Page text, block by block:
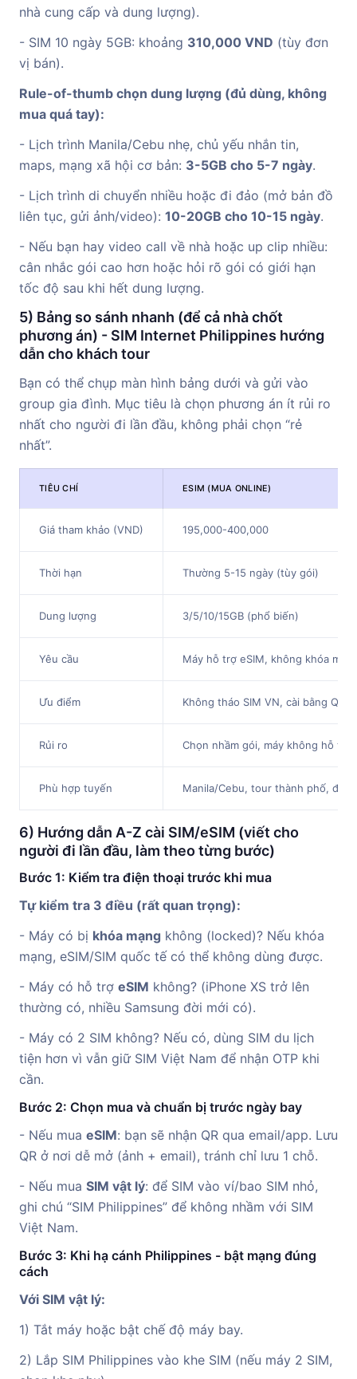
nhà cung cấp và dung lượng).
- SIM 10 ngày 5GB: khoảng 310,000 VND (tùy đơn
vị bán).
Rule-of-thumb chọn dung lượng (đủ dùng, không
mua quá tay):
- Lịch trình Manila/Cebu nhẹ, chủ yếu nhắn tin,
maps, mạng xã hội cơ bản: 3-5GB cho 5-7 ngày.
- Lịch trình di chuyển nhiều hoặc đi đảo (mở bản đồ
liên tục, gửi ảnh/video): 10-20GB cho 10-15 ngày.
- Nếu bạn hay video call về nhà hoặc up clip nhiều:
cân nhắc gói cao hơn hoặc hỏi rõ gói có giới hạn
tốc độ sau khi hết dung lượng.
5) Bảng so sánh nhanh (để cả nhà chốt
phương án) - SIM Internet Philippines hướng
dẫn cho khách tour
Bạn có thể chụp màn hình bảng dưới và gửi vào
group gia đình. Mục tiêu là chọn phương án ít rủi ro
nhất cho người đi lần đầu, không phải chọn “rẻ
nhất”.
TIÊU CHÍ ESIM (MUA ONLINE)
Giá tham khảo (VND) 195,000-400,000
Thời hạn Thường 5-15 ngày (tùy gói)
Dung lượng 3/5/10/15GB (phổ biến)
Yêu cầu Máy hỗ trợ eSIM, không khóa
Ưu điểm Không tháo SIM VN, cài bằng QR,
Rủi ro Chọn nhầm gói, máy không hỗ trợ
Phù hợp tuyến Manila/Cebu, tour thành phố,
6) Hướng dẫn A-Z cài SIM/eSIM (viết cho
người đi lần đầu, làm theo từng bước)
Bước 1: Kiểm tra điện thoại trước khi mua
Tự kiểm tra 3 điều (rất quan trọng):
- Máy có bị khóa mạng không (locked)? Nếu khóa
mạng, eSIM/SIM quốc tế có thể không dùng được.
- Máy có hỗ trợ eSIM không? (iPhone XS trở lên
thường có, nhiều Samsung đời mới có).
- Máy có 2 SIM không? Nếu có, dùng SIM du lịch
tiện hơn vì vẫn giữ SIM Việt Nam để nhận OTP khi
cần.
Bước 2: Chọn mua và chuẩn bị trước ngày bay
- Nếu mua eSIM: bạn sẽ nhận QR qua email/app. Lưu
QR ở nơi dễ mở (ảnh + email), tránh chỉ lưu 1 chỗ.
- Nếu mua SIM vật lý: để SIM vào ví/bao SIM nhỏ,
ghi chú “SIM Philippines” để không nhầm với SIM
Việt Nam.
Bước 3: Khi hạ cánh Philippines - bật mạng đúng
cách
Với SIM vật lý:
1) Tắt máy hoặc bật chế độ máy bay.
2) Lắp SIM Philippines vào khe SIM (nếu máy 2 SIM,